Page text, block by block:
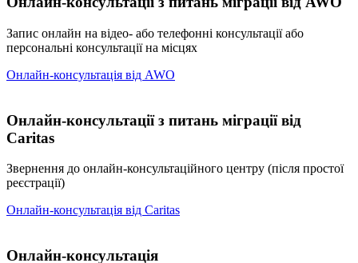
Запис онлайн на відео- або телефонні консультації або
персональні консультації на місцях
Онлайн-консультація від AWO
Онлайн-консультації з питань міграції від
Caritas
Звернення до онлайн-консультаційного центру (після простої
реєстрації)
Онлайн-консультація від Caritas
Онлайн-консультація